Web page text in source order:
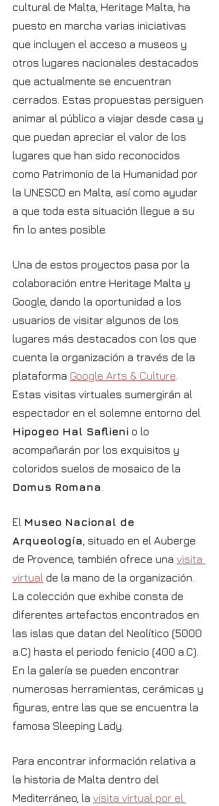
cultural de Malta, Heritage Malta, ha
puesto en marcha varias iniciativas
que incluyen el acceso a museos y
otros lugares nacionales destacados
que actualmente se encuentran
cerrados. Estas propuestas persiguen
animar al público a viajar desde casa y
que puedan apreciar el valor de los
lugares que han sido reconocidos
como Patrimonio de la Humanidad por
la UNESCO en Malta, así como ayudar
a que toda esta situación llegue a su
fin lo antes posible.
Una de estos proyectos pasa por la
colaboración entre Heritage Malta y
Google, dando la oportunidad a los
usuarios de visitar algunos de los
lugares más destacados con los que
cuenta la organización a través de la
plataforma Google Arts & Culture
Estas visitas virtuales sumergirán al
espectador en el solemne entorno del
Hipogeo Hal Saflieni o lo
acompañarán por los exquisitos y
coloridos suelos de mosaico de la
Domus Romana
El Museo Nacional de
Arqueología , situado en el Auberge
de Provence, también ofrece una visita
virtual de la mano de la organización.
La colección que exhibe consta de
diferentes artefactos encontrados en
las islas que datan del Neolítico (5000
a.C) hasta el periodo fenicio (400 a.C).
En la galería se pueden encontrar
numerosas herramientas, cerámicas y
figuras, entre las que se encuentra la
famosa Sleeping Lady.
Para encontrar información relativa a
la historia de Malta dentro del
Mediterráneo, la visita virtual por el